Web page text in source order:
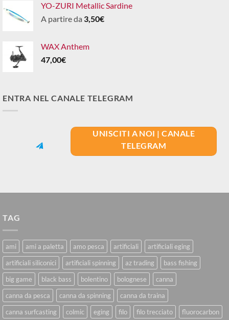
YO-ZURI Metallic Sardine
A partire da 3,50€
WAX Anthem
47,00€
ENTRA NEL CANALE TELEGRAM
UNISCITI A NOI | CANALE
TELEGRAM
TAG
ami ami a paletta amo pesca artificiali
artificiali eging
artificiali siliconici
artificiali spinning az trading
bass fishing
big game
black bass bolentino bolognese
canna
canna da pesca
canna da spinning
canna da traina
canna surfcasting
colmic eging filo filo trecciato fluorocarbon